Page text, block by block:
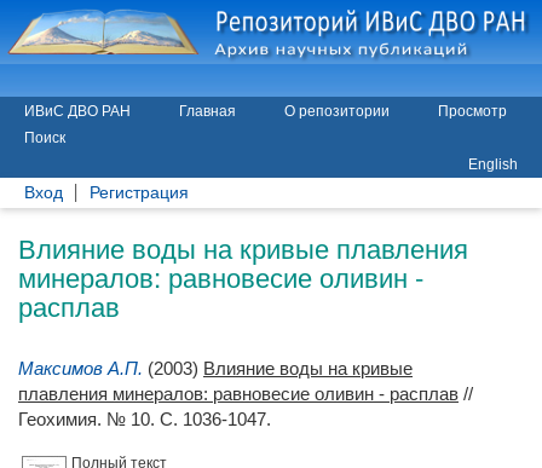
ИВиС ДВО РАН Главная О репозитории
Просмотр
Поиск
English
Вход Регистрация
Влияние воды на кривые плавления
минералов: равновесие оливин -
расплав
Максимов А.П. (2003) Влияние воды на кривые
плавления минералов: равновесие оливин - расплав //
Геохимия. № 10. С. 1036-1047.
Полный текст